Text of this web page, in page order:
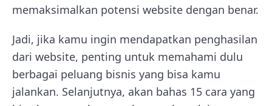
memaksimalkan potensi website dengan benar.
Jadi, jika kamu ingin mendapatkan penghasilan
dari website, penting untuk memahami dulu
berbagai peluang bisnis yang bisa kamu
jalankan. Selanjutnya, akan bahas 15 cara yang